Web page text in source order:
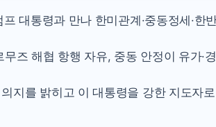
대통령과 만나 한미관계·중동정세·한
즈 해협 항행 자유, 중동 안정이 유가·
지를 밝히고 이 대통령을 강한 지도자